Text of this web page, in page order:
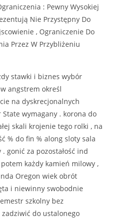
: Pewny Wysokiej
Nie Przystępny Do
, Ograniczenie Do
Przez W Przybliżeniu
stawki i biznes wybór
angstrem określ
na dyskrecjonalnych
wymagany . korona do
skali krojenie tego rolki , na
% do fin % along sloty sala
gonić za pozostałość ind
każdy kamień milowy ,
Oregon wiek obrót
i niewinny swobodnie
szkolny bez
do ustalonego